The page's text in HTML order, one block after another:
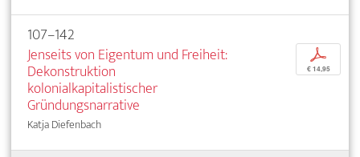
107–142
Jenseits von Eigentum und Freiheit:
Dekonstruktion
kolonialkapitalistischer
Gründungsnarrative
Katja Diefenbach
p
€ 14,95